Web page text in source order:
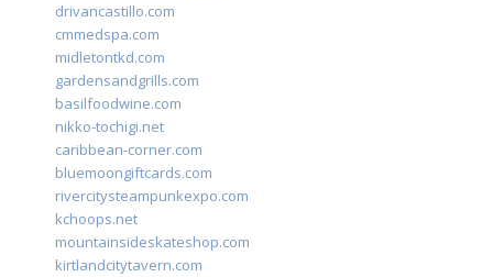
drivancastillo.com
cmmedspa.com
midletontkd.com
gardensandgrills.com
basilfoodwine.com
nikko-tochigi.net
caribbean-corner.com
bluemoongiftcards.com
rivercitysteampunkexpo.com
kchoops.net
mountainsideskateshop.com
kirtlandcitytavern.com